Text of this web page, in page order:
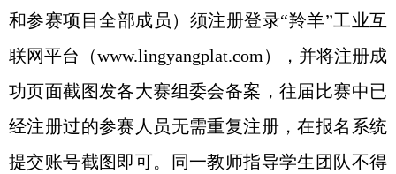
和参赛项目全部成员）须注册登录“羚羊”工业互
联网平台（www.lingyangplat.com），并将注册成
功页面截图发各大赛组委会备案，往届比赛中已
经注册过的参赛人员无需重复注册，在报名系统
提交账号截图即可。同一教师指导学生团队不得